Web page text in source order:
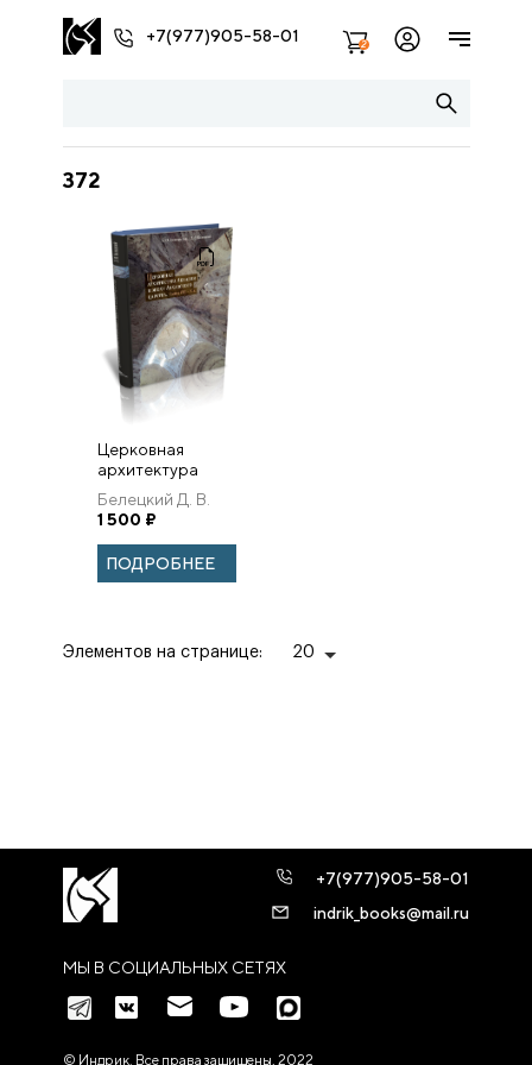
+7(977)905-58-01 2
372
Церковная
архитектура
Абхазии в эпоху
Абхазского
царства. Конец
VIII — X в.
Белецкий Д. В.
1 500 ₽
ПОДРОБНЕЕ
Элементов на странице: 20
МЫ В СОЦИАЛЬНЫХ СЕТЯХ
+7(977)905-58-01
indrik_books@mail.ru
© Индрик. Все права защищены, 2022